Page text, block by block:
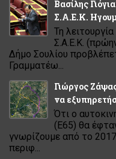
Βασίλης
Σ.Α.Ε.Κ.
Τη
Σ.Α.Ε.Κ.
Δήμο Σουλίου
Γραμματέω...
Γιώργος
να
Ότι ο
(Ε65) θα
γνωρίζουμε από το
περιφ...